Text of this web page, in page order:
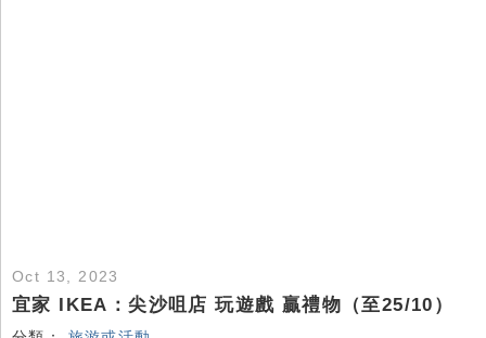
Oct 13, 2023
宜家 IKEA：尖沙咀店 玩遊戲 贏禮物（至25/10）